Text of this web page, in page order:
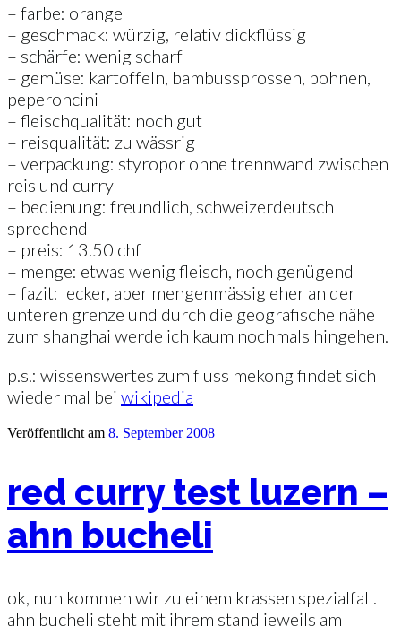
– farbe: orange
– geschmack: würzig, relativ dickflüssig
– schärfe: wenig scharf
– gemüse: kartoffeln, bambussprossen, bohnen,
peperoncini
– fleischqualität: noch gut
– reisqualität: zu wässrig
– verpackung: styropor ohne trennwand zwischen
reis und curry
– bedienung: freundlich, schweizerdeutsch
sprechend
– preis: 13.50 chf
– menge: etwas wenig fleisch, noch genügend
– fazit: lecker, aber mengenmässig eher an der
unteren grenze und durch die geografische nähe
zum shanghai werde ich kaum nochmals hingehen.
p.s.: wissenswertes zum fluss mekong findet sich
wieder mal bei wikipedia
Veröffentlicht am 8. September 2008
red curry test luzern –
ahn bucheli
ok, nun kommen wir zu einem krassen spezialfall.
ahn bucheli steht mit ihrem stand jeweils am